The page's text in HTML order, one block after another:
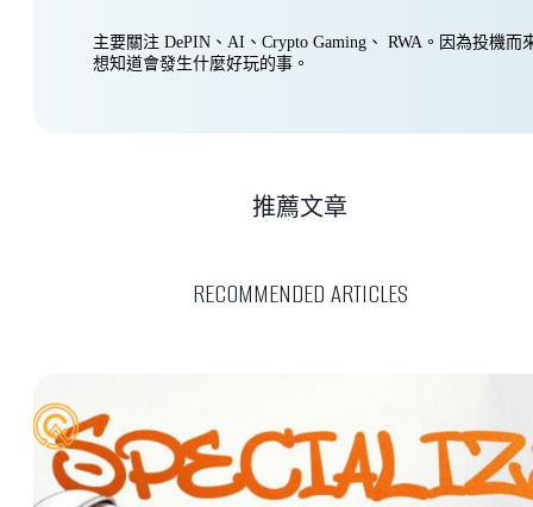
主要關注 DePIN、AI、Crypto Gaming、 RWA。因為投機而
想知道會發生什麼好玩的事。
RECOMMENDED ARTICLES
推薦文章